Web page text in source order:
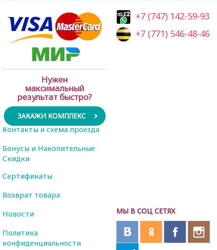
Нужен
максимальный
результат быстро?
ЗАКАЖИ КОМПЛЕКС
+7 (747) 142-59-93
+7 (771) 546-48-46
МЫ В СОЦ СЕТЯХ
Контакты и схема проезда
Бонусы и Накопительные
Скидки
Сертификаты
Возврат товара
Новости
Политика
конфиденциальности